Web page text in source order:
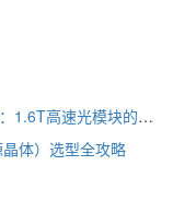
速光模块的核心时钟源
体）选型全攻略